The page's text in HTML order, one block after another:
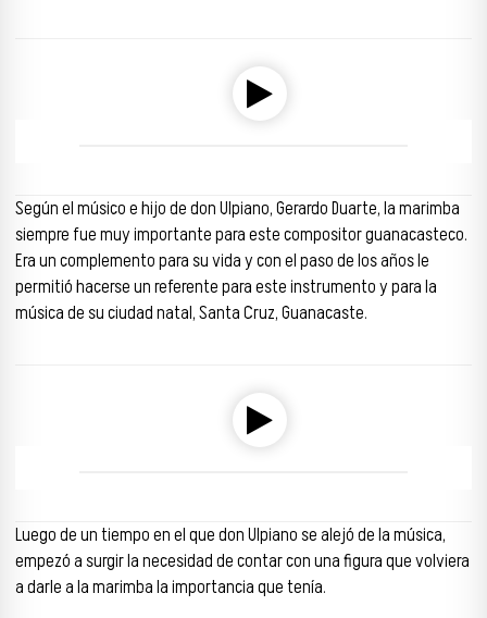
Según el músico e hijo de don Ulpiano, Gerardo Duarte, la marimba
siempre fue muy importante para este compositor guanacasteco.
Era un complemento para su vida y con el paso de los años le
permitió hacerse un referente para este instrumento y para la
música de su ciudad natal, Santa Cruz, Guanacaste.
Luego de un tiempo en el que don Ulpiano se alejó de la música,
empezó a surgir la necesidad de contar con una figura que volviera
a darle a la marimba la importancia que tenía.